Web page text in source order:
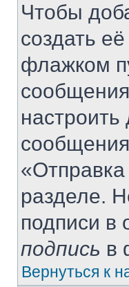
Чтобы
создать
флажком
разделе.
подписи в
подпись в
Вернуться к